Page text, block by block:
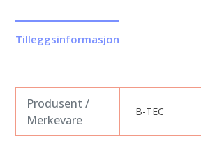
T
armbox
Cable
antall
Tilleggsinformasjon
Produsent /
Merkevare
B-TEC